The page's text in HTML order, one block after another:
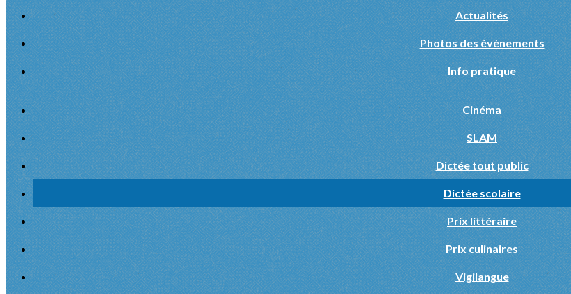
Actualités
Photos des évènements
Info pratique
Cinéma
SLAM
Dictée tout public
Dictée scolaire
Prix littéraire
Prix culinaires
Vigilangue